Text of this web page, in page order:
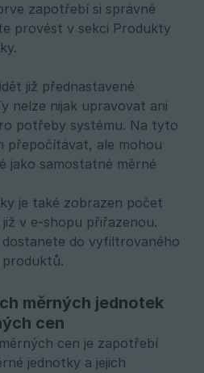
zapotřebí si správně
provést v sekci Produkty
již přednastavené
nelze nijak upravovat ani
potřeby systému. Na tyto
přepočítávat, ale mohou
jako samostatné měrné
je také zobrazen počet
v e-shopu přiřazenou.
do vyfiltrovaného
měrných jednotek
cen
cen je zapotřebí
jednotky a jejich